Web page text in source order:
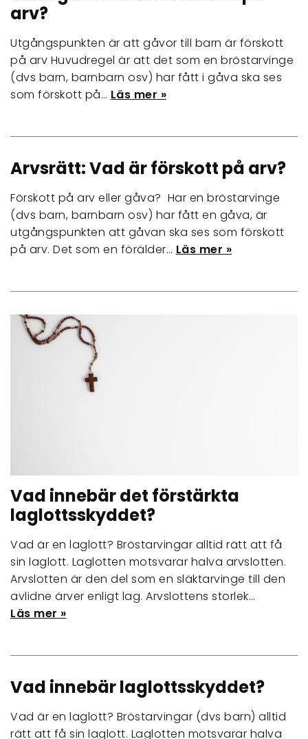
arv?
Utgångspunkten är att gåvor till barn är förskott
på arv Huvudregel är att det som en bröstarvinge
(dvs barn, barnbarn osv) har fått i gåva ska ses
som förskott på… Läs mer »
Arvsrätt: Vad är förskott på arv?
Förskott på arv eller gåva? Har en bröstarvinge
(dvs barn, barnbarn osv) har fått en gåva, är
utgångspunkten att gåvan ska ses som förskott
på arv. Det som en förälder… Läs mer »
Vad innebär det förstärkta
laglottsskyddet?
Vad är en laglott? Bröstarvingar alltid rätt att få
sin laglott. Laglotten motsvarar halva arvslotten.
Arvslotten är den del som en släktarvinge till den
avlidne ärver enligt lag. Arvslottens storlek…
Läs mer »
Vad innebär laglottsskyddet?
Vad är en laglott? Bröstarvingar (dvs barn) alltid
rätt att få sin laglott. Laglotten motsvarar halva